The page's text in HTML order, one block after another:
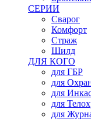
СЕРИИ
Сварог
Комфорт
Страж
Шилд
ДЛЯ КОГО
для ГБР
для
для
для
для